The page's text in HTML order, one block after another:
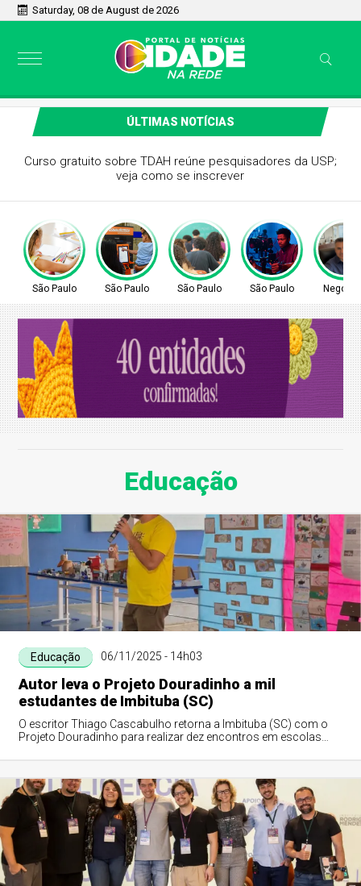
Saturday, 08 de August de 2026
ÚLTIMAS NOTÍCIAS
Sem tempo de ir ao Poupatempo? Veja estações de
Metrô com totens de autoatendimento
São Paulo São Paulo São Paulo São Paulo
Educação
Educação 06/11/2025 - 14h03
Autor leva o Projeto Douradinho a mil
estudantes de Imbituba (SC)
O escritor Thiago Cascabulho retorna a Imbituba (SC) com o
Projeto Douradinho para realizar dez encontros em escolas